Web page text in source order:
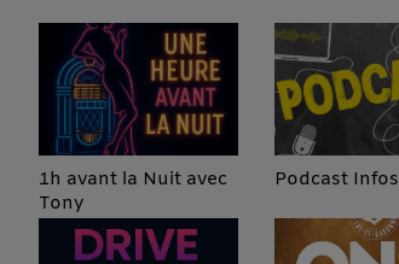
1h avant la Nuit avec
Tony
Podcast Infos